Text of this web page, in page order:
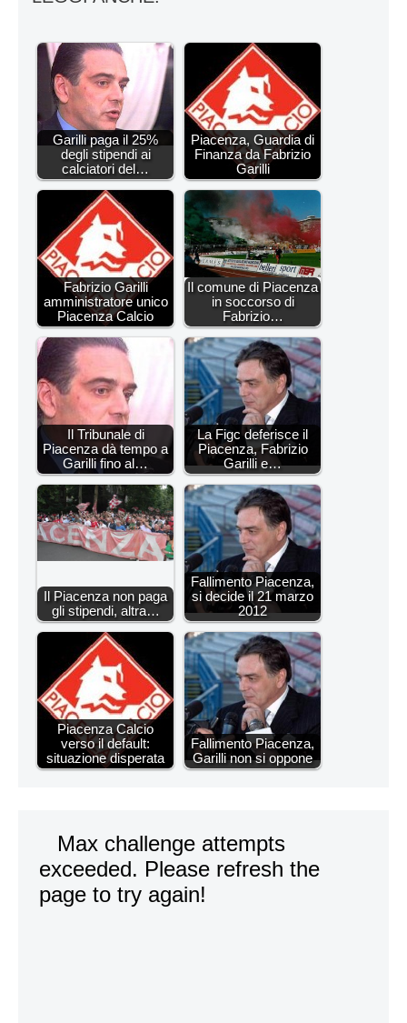
Garilli paga il 25%
degli stipendi ai
calciatori del…
Piacenza, Guardia di
Finanza da Fabrizio
Garilli
Fabrizio Garilli
amministratore unico
Piacenza Calcio
Il comune di Piacenza
in soccorso di
Fabrizio…
Il Tribunale di
Piacenza dà tempo a
Garilli fino al…
La Figc deferisce il
Piacenza, Fabrizio
Garilli e…
Il Piacenza non paga
gli stipendi, altra…
Fallimento Piacenza,
si decide il 21 marzo
2012
Piacenza Calcio
verso il default:
situazione disperata
Fallimento Piacenza,
Garilli non si oppone